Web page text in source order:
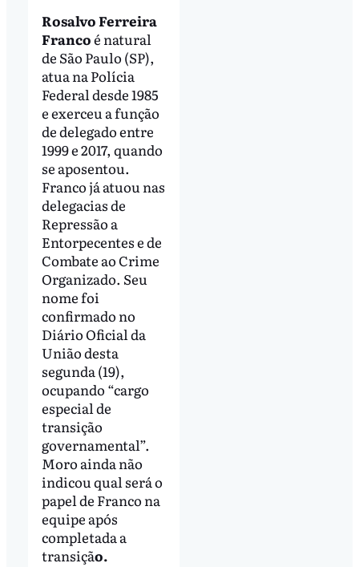
Rosalvo Ferreira
Francoé natural
de São Paulo (SP),
atua na Polícia
Federal desde 1985
e exerceu a função
de delegado entre
1999 e 2017, quando
se aposentou.
Franco já atuou nas
delegacias de
Repressão a
Entorpecentes e de
Combate ao Crime
Organizado. Seu
nome foi
confirmado no
Diário Oficial da
União desta
segunda (19),
ocupando “cargo
especial de
transição
governamental”.
Moro ainda não
indicou qual será o
papel de Franco na
equipe após
completada a
transição.